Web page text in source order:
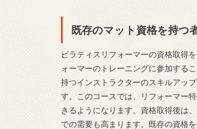
既存のマット資格を持つ
ピラティスリフォーマーの資格取得
ォーマーのトレーニングに参加する
持つインストラクターのスキルアッ
す。このコースでは、リフォーマー
きるようになります。資格取得後は
での需要も高まります。既存の資格